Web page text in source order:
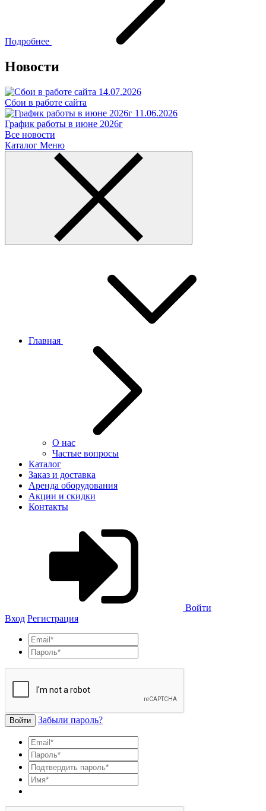
Подробнее
Новости
14.07.2026
Сбои в работе сайта
11.06.2026
График работы в июне 2026г
Все новости
Каталог Меню
Главная
О нас
Частые вопросы
Каталог
Заказ и доставка
Аренда оборудования
Акции и скидки
Контакты
Войти
Вход Регистрация
Войти Забыли пароль?